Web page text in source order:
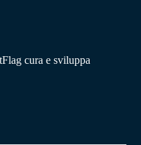
cura e sviluppa